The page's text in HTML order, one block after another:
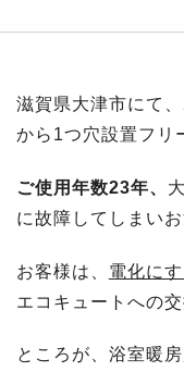
滋賀県大津市にて
から1つ穴設置フリ
ご使用年数23年、
に故障してしまい
お客様は、 電化に
エコキュートへの
ところが、浴室暖